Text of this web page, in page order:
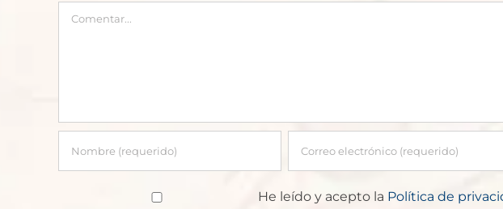
Comentar
He leído y acepto la Política de